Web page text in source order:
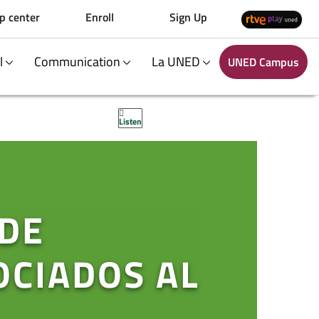
center Enroll Sign Up
Communication La UNED UNED Campus
Listen
AL